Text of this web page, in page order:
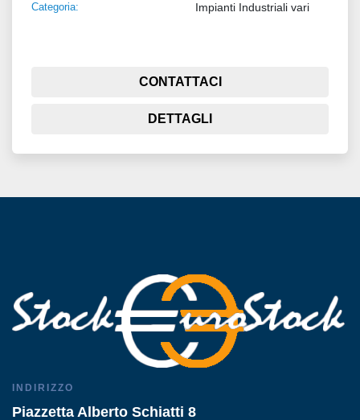
Categoria: Impianti Industriali vari
CONTATTACI
DETTAGLI
INDIRIZZO
Piazzetta Alberto Schiatti 8